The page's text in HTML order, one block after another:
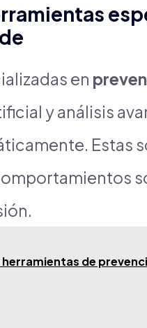
en
y análisis
Estas
de